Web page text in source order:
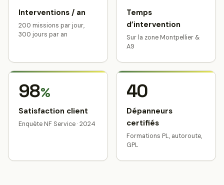
Interventions / an
200 missions par jour,
300 jours par an
Temps
d’intervention
Sur la zone Montpellier &
A9
98%
Satisfaction client
Enquête NF Service · 2024
40
Dépanneurs
certifiés
Formations PL, autoroute,
GPL